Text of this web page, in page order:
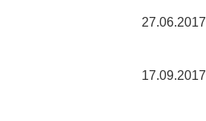
27.06.2017
17.09.2017